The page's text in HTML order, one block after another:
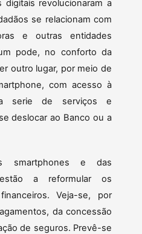
digitais revolucionaram a
se relacionam com
e outras entidades
pode, no conforto da
outro lugar, por meio de
com acesso à
serie de serviços e
deslocar ao Banco ou a
smartphones e das
a reformular os
Veja-se, por
da concessão
de seguros. Prevê-se